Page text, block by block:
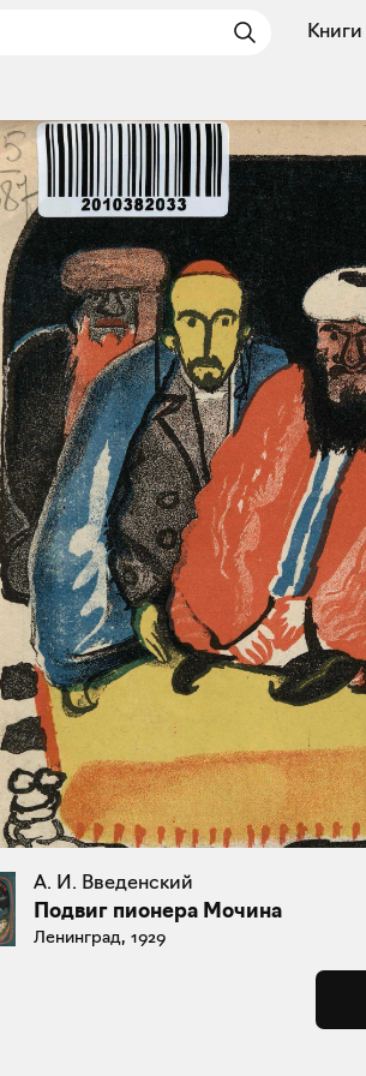
Книги
А. И. Введенский
Подвиг пионера Мочина
Ленинград, 1929